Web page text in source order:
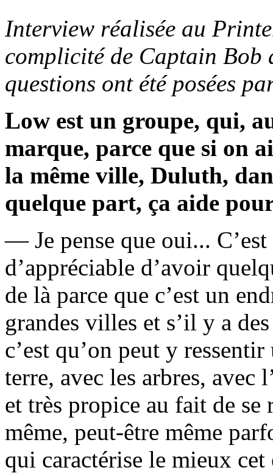
Interview réalisée au
complicité de Captain
questions ont été posées
Low est un groupe, qui,
marque, parce que si on
la même ville, Duluth,
quelque part, ça aide
— Je pense que oui...
d’appréciable d’avoir
de là parce que c’est un
grandes villes et s’il y a
c’est qu’on peut y
terre, avec les arbres, avec
et très propice au fait de
même, peut-être même
qui caractérise le mieux